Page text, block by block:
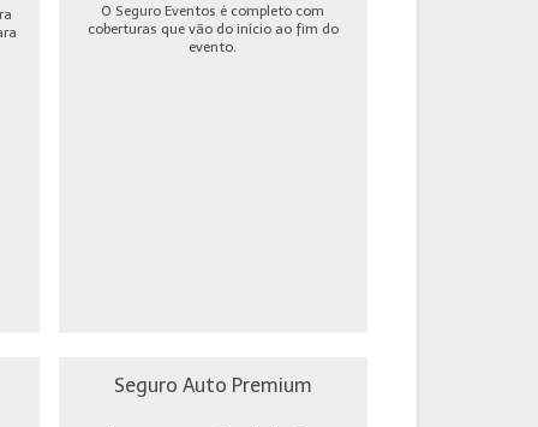
O Seguro Eventos é completo com
coberturas que vão do início ao fim do
evento.
Seguro Auto Premium